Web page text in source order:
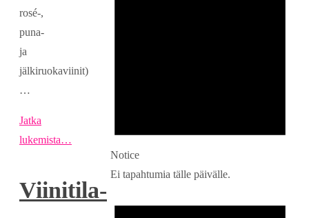
rosé-,
puna-
ja
jälkiruokaviinit)
…
Jatka
lukemista…
Viinitila-
Notice
Ei tapahtumia tälle päivälle.